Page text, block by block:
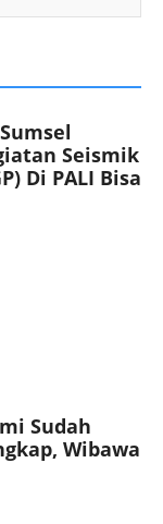
Seismik
Di PALI Bisa
Sudah
Wibawa